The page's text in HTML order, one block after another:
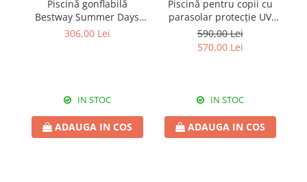
Piscină gonflabilă
Bestway Summer Days
Family 850 litri 232 x 232
306,00 Lei
IN STOC
ADAUGA IN COS
Piscină pentru copii cu
parasolar protecție UV
1688 litri Bestway 244x51
cm
590,00 Lei
570,00 Lei
IN STOC
ADAUGA IN COS